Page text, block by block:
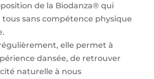
de la Biodanza® qui
tous sans compétence physique
elle permet à
dansée, de retrouver
naturelle à nous